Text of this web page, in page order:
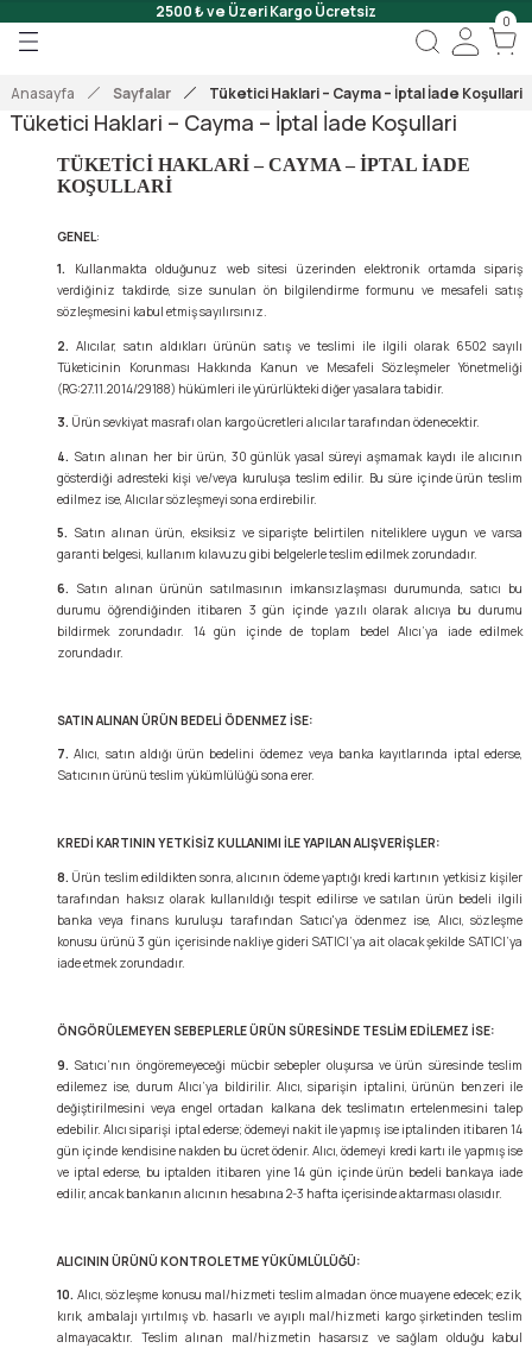
2500 ₺ ve Üzeri Kargo Ücretsiz
Geri Dön
Geri Dön
Geri Dön 0
Anasayfa Sayfalar Tüketici Haklari – Cayma – İptal İade Koşullari
Tüketici Haklari – Cayma – İptal İade Koşullari
TÜKETİCİ HAKLARİ – CAYMA – İPTAL İADE
KOŞULLARİ
GENEL:
1. Kullanmakta olduğunuz web sitesi üzerinden elektronik ortamda sipariş
verdiğiniz takdirde, size sunulan ön bilgilendirme formunu ve mesafeli satış
sözleşmesini kabul etmiş sayılırsınız.
2. Alıcılar, satın aldıkları ürünün satış ve teslimi ile ilgili olarak 6502 sayılı
Tüketicinin Korunması Hakkında Kanun ve Mesafeli Sözleşmeler Yönetmeliği
(RG:27.11.2014/29188) hükümleri ile yürürlükteki diğer yasalara tabidir.
3. Ürün sevkiyat masrafı olan kargo ücretleri alıcılar tarafından ödenecektir.
4. Satın alınan her bir ürün, 30 günlük yasal süreyi aşmamak kaydı ile alıcının
gösterdiği adresteki kişi ve/veya kuruluşa teslim edilir. Bu süre içinde ürün teslim
edilmez ise, Alıcılar sözleşmeyi sona erdirebilir.
5. Satın alınan ürün, eksiksiz ve siparişte belirtilen niteliklere uygun ve varsa
garanti belgesi, kullanım kılavuzu gibi belgelerle teslim edilmek zorundadır.
6. Satın alınan ürünün satılmasının imkansızlaşması durumunda, satıcı bu
durumu öğrendiğinden itibaren 3 gün içinde yazılı olarak alıcıya bu durumu
bildirmek zorundadır. 14 gün içinde de toplam bedel Alıcı’ya iade edilmek
zorundadır.
SATIN ALINAN ÜRÜN BEDELİ ÖDENMEZ İSE:
7. Alıcı, satın aldığı ürün bedelini ödemez veya banka kayıtlarında iptal ederse,
Satıcının ürünü teslim yükümlülüğü sona erer.
KREDİ KARTININ YETKİSİZ KULLANIMI İLE YAPILAN ALIŞVERİŞLER:
8. Ürün teslim edildikten sonra, alıcının ödeme yaptığı kredi kartının yetkisiz kişiler
tarafından haksız olarak kullanıldığı tespit edilirse ve satılan ürün bedeli ilgili
banka veya finans kuruluşu tarafından Satıcı'ya ödenmez ise, Alıcı, sözleşme
konusu ürünü 3 gün içerisinde nakliye gideri SATICI’ya ait olacak şekilde SATICI’ya
iade etmek zorundadır.
ÖNGÖRÜLEMEYEN SEBEPLERLE ÜRÜN SÜRESİNDE TESLİM EDİLEMEZ İSE:
9. Satıcı’nın öngöremeyeceği mücbir sebepler oluşursa ve ürün süresinde teslim
edilemez ise, durum Alıcı’ya bildirilir. Alıcı, siparişin iptalini, ürünün benzeri ile
değiştirilmesini veya engel ortadan kalkana dek teslimatın ertelenmesini talep
edebilir. Alıcı siparişi iptal ederse; ödemeyi nakit ile yapmış ise iptalinden itibaren 14
gün içinde kendisine nakden bu ücret ödenir. Alıcı, ödemeyi kredi kartı ile yapmış ise
ve iptal ederse, bu iptalden itibaren yine 14 gün içinde ürün bedeli bankaya iade
edilir, ancak bankanın alıcının hesabına 2-3 hafta içerisinde aktarması olasıdır.
ALICININ ÜRÜNÜ KONTROL ETME YÜKÜMLÜLÜĞÜ:
10. Alıcı, sözleşme konusu mal/hizmeti teslim almadan önce muayene edecek; ezik,
kırık, ambalajı yırtılmış vb. hasarlı ve ayıplı mal/hizmeti kargo şirketinden teslim
almayacaktır. Teslim alınan mal/hizmetin hasarsız ve sağlam olduğu kabul